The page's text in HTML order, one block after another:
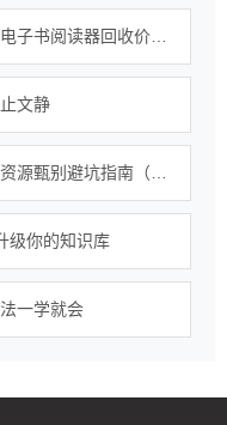
文静
级你的知识库
一学就会